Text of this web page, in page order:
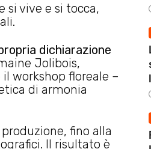
si vive e si tocca,
dichiarazione
Jolibois,
workshop floreale –
di armonia
fino alla
Il risultato è